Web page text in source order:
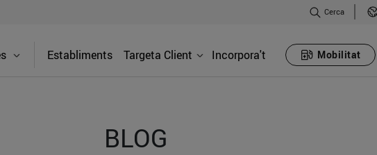
Cerca
Establiments Targeta Client Incorpora't Mobilitat
BLOG